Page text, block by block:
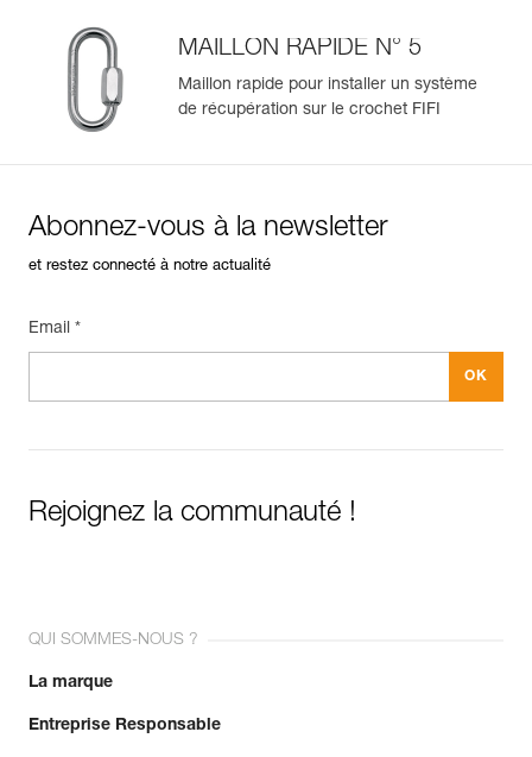
MAILLON RAPIDE N° 5
Maillon rapide pour installer un système
de récupération sur le crochet FIFI
Abonnez-vous à la newsletter
et restez connecté à notre actualité
Email *
Rejoignez la communauté !
QUI SOMMES-NOUS ?
La marque
Entreprise Responsable